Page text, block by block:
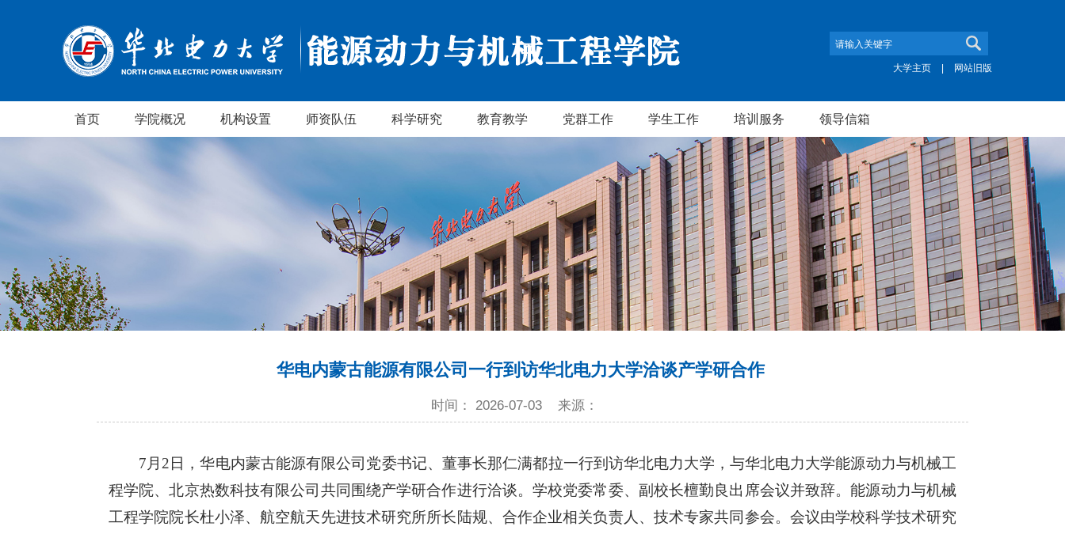
大学主页 网站旧版
首页 学院概况 机构设置 师资队伍 科学研究 教育教学 党群工作 学生工作 培训服务 领导信箱
华电内蒙古能源有限公司一行到访华北电力大学洽谈产学研合作
时间： 2026-07-03 来源：
7月2日，华电内蒙古能源有限公司党委书记、董事长那仁满都拉一行到访华北电力大学，与华北电力大学能源动力与机械工
程学院、北京热数科技有限公司共同围绕产学研合作进行洽谈。学校党委常委、副校长檀勤良出席会议并致辞。能源动力与机械
工程学院院长杜小泽、航空航天先进技术研究所所长陆规、合作企业相关负责人、技术专家共同参会。会议由学校科学技术研究